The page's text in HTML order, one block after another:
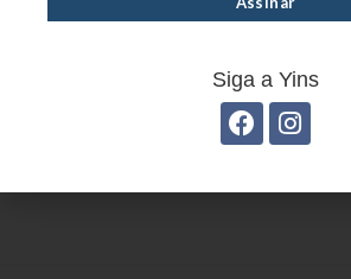
Estojo Juvenil YS41029 Estojo
Siga a Yins